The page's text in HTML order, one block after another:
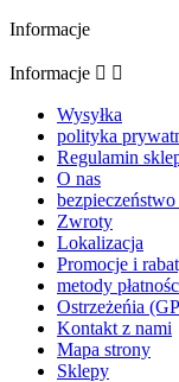
Informacje
Informacje  
Wysyłka
polityka
Regulamin
O nas
bezpieczeństwo
Zwroty
Lokalizacja
Promocje i
metody
Ostrzeżeńia
Kontakt z nami
Mapa strony
Sklepy